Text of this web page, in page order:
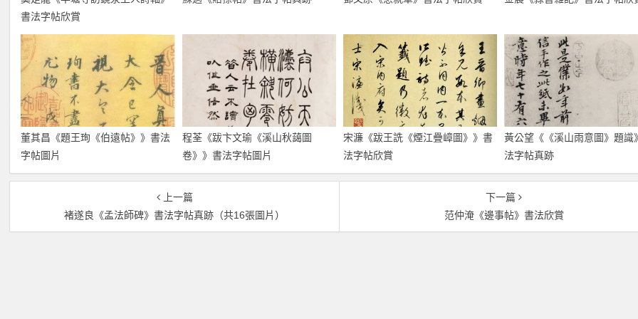
書法字帖欣賞
董其昌《題王珣《伯遠帖》》書法
字帖圖片
程荃《跋卞文瑜《溪山秋藹圖
卷》》書法字帖圖片
宋濂《跋王詵《煙江疊嶂圖》》書
法字帖欣賞
黃公望《《溪山雨意圖》題識
法字帖真跡
上一篇
褚遂良《孟法師碑》書法字帖真跡（共16張圖片）
下一篇
范仲淹《邊事帖》書法欣賞